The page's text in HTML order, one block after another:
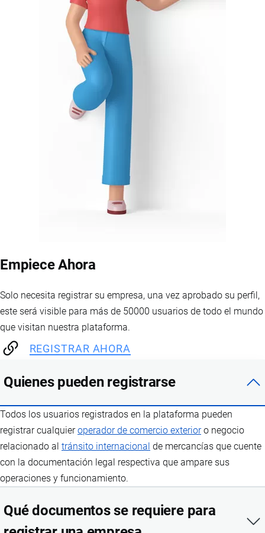
Empiece Ahora
Solo necesita registrar su empresa, una vez aprobado su perfil,
este será visible para más de 50000 usuarios de todo el mundo
que visitan nuestra plataforma.
REGISTRAR AHORA
Quienes pueden registrarse
Todos los usuarios registrados en la plataforma pueden
registrar cualquieroperador de comercio exterioro negocio
relacionado al tránsito internacional de mercancías que cuente
con la documentación legal respectiva que ampare sus
operaciones y funcionamiento.
Qué documentos se requiere para